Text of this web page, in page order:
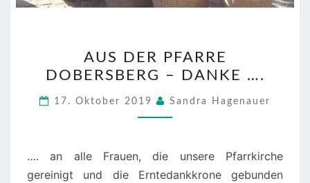
DER
PFARRE
DOBERSBERG
–
….
AUS DER PFARRE
DOBERSBERG – DANKE ….
17. Oktober 2019 Sandra Hagenauer
…. an alle Frauen, die unsere Pfarrkirche
gereinigt und die Erntedankkrone gebunden